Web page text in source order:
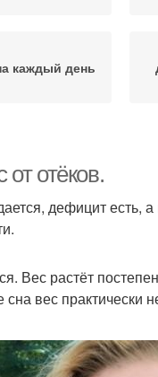
каждый день
отёков.
дефицит есть,
Вес растёт
вес практически